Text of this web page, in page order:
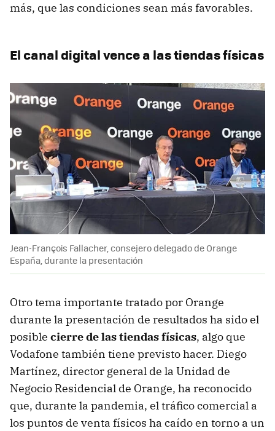
más, que las condiciones sean más favorables.
El canal digital vence a las tiendas físicas
Jean-François Fallacher, consejero delegado de Orange
España, durante la presentación
Otro tema importante tratado por Orange
durante la presentación de resultados ha sido el
posible cierre de las tiendas físicas, algo que
Vodafone también tiene previsto hacer. Diego
Martínez, director general de la Unidad de
Negocio Residencial de Orange, ha reconocido
que, durante la pandemia, el tráfico comercial a
los puntos de venta físicos ha caído en torno a un